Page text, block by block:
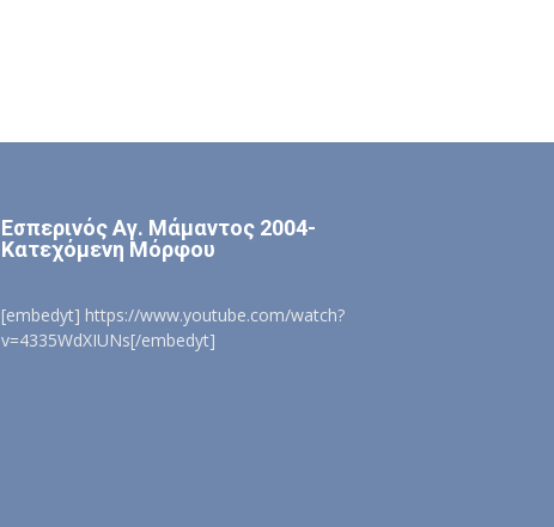
Εσπερινός Αγ. Μάμαντος 2004-
Κατεχόμενη Μόρφου
[embedyt] https://www.youtube.com/watch?
v=4335WdXIUNs[/embedyt]